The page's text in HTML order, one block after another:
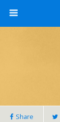
Share